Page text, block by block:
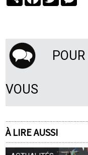
VOUS
À LIRE AUSSI